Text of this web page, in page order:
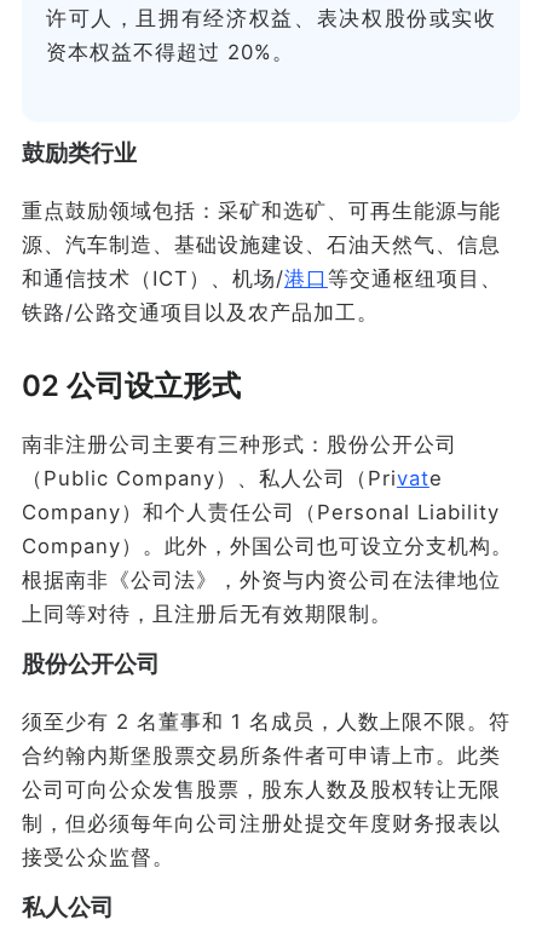
许可人，且拥有经济权益、表决权股份或实收
资本权益不得超过 20%。
鼓励类行业
重点鼓励领域包括：采矿和选矿、可再生能源与能
源、汽车制造、基础设施建设、石油天然气、信息
和通信技术（ICT）、机场/港口 等交通枢纽项目、
铁路/公路交通项目以及农产品加工。
02 公司设立形式
南非注册公司主要有三种形式：股份公开公司
（Public Company）、私人公司（Private
Company）和个人责任公司（Personal Liability
Company）。此外，外国公司也可设立分支机构。
根据南非《公司法》，外资与内资公司在法律地位
上同等对待，且注册后无有效期限制。
股份公开公司
须至少有 2 名董事和 1 名成员，人数上限不限。符
合约翰内斯堡股票交易所条件者可申请上市。此类
公司可向公众发售股票，股东人数及股权转让无限
制，但必须每年向公司注册处提交年度财务报表以
接受公众监督。
私人公司